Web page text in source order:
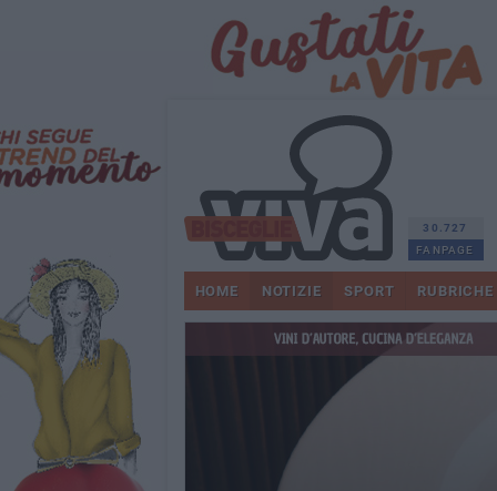
30.727
FANPAGE
HOME NOTIZIE SPORT RUBRICHE